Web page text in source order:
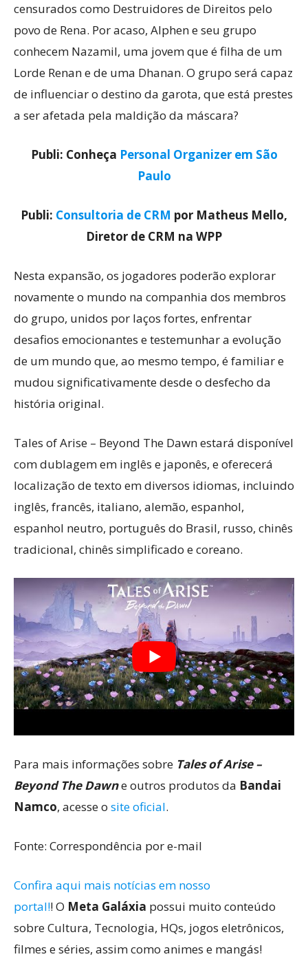
censurados como Destruidores de Direitos pelo
povo de Rena. Por acaso, Alphen e seu grupo
conhecem Nazamil, uma jovem que é filha de um
Lorde Renan e de uma Dhanan. O grupo será capaz
de influenciar o destino da garota, que está prestes
a ser afetada pela maldição da máscara?
Publi: Conheça Personal Organizer em São
Paulo
Publi: Consultoria de CRM por Matheus Mello,
Diretor de CRM na WPP
Nesta expansão, os jogadores poderão explorar
novamente o mundo na companhia dos membros
do grupo, unidos por laços fortes, enfrentar
desafios emocionantes e testemunhar a evolução
de um mundo que, ao mesmo tempo, é familiar e
mudou significativamente desde o desfecho da
história original.
Tales of Arise – Beyond The Dawn estará disponível
com dublagem em inglês e japonês, e oferecerá
localização de texto em diversos idiomas, incluindo
inglês, francês, italiano, alemão, espanhol,
espanhol neutro, português do Brasil, russo, chinês
tradicional, chinês simplificado e coreano.
Para mais informações sobre Tales of Arise –
Beyond The Dawne outros produtos da Bandai
Namco, acesse o site oficial.
Fonte: Correspondência por e-mail
Confira aqui mais notícias em nosso
portal!! O Meta Galáxia possui muito conteúdo
sobre Cultura, Tecnologia, HQs, jogos eletrônicos,
filmes e séries, assim como animes e mangás!